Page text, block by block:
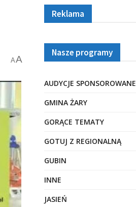
AA
Reklama
Nasze programy
AUDYCJE SPONSOROWANE
GMINA ŻARY
GORĄCE TEMATY
GOTUJ Z REGIONALNĄ
GUBIN
INNE
JASIEŃ